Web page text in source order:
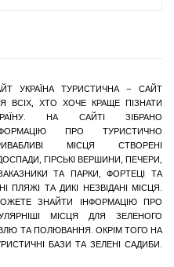
УКРАЇНА ТУРИСТИЧНА – САЙТ
ВСІХ, ХТО ХОЧЕ КРАЩЕ ПІЗНАТИ
НА САЙТІ ЗІБРАНО
ПРО ТУРИСТИЧНО
МІСЦЯ СТВОРЕНІ
ГІРСЬКІ ВЕРШИНИ, ПЕЧЕРИ,
ТА ПАРКИ, ФОРТЕЦІ ТА
ПЛЯЖІ ТА ДИКІ НЕЗВІДАНІ МІСЦЯ.
ЗНАЙТИ ІНФОРМАЦІЮ ПРО
МІСЦЯ ДЛЯ ЗЕЛЕНОГО
ТА ПОЛЮВАННЯ. ОКРІМ ТОГО НА
БАЗИ ТА ЗЕЛЕНІ САДИБИ.